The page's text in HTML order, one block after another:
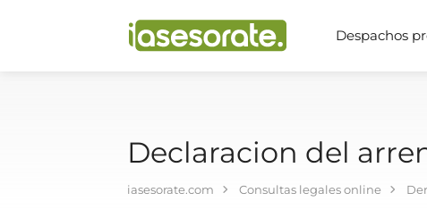
Despachos
Declaracion del
iasesorate.com Consultas legales online